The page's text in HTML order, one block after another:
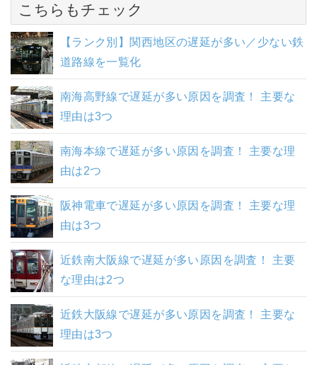
こちらもチェック
【ランク別】関西地区の遅延が多い／少ない鉄
道路線を一覧化
南海高野線で遅延が多い原因を調査！ 主要な
理由は3つ
南海本線で遅延が多い原因を調査！ 主要な理
由は2つ
阪神電車で遅延が多い原因を調査！ 主要な理
由は3つ
近鉄南大阪線で遅延が多い原因を調査！ 主要
な理由は2つ
近鉄大阪線で遅延が多い原因を調査！ 主要な
理由は3つ